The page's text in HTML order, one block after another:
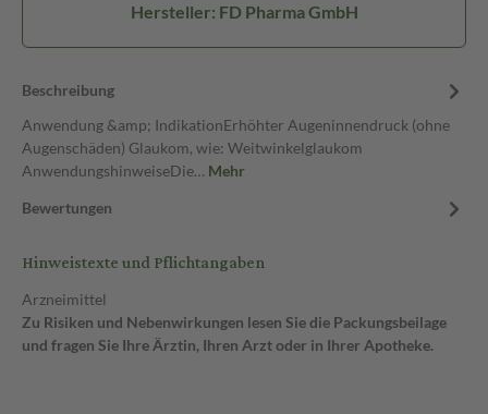
Hersteller: FD Pharma GmbH
Beschreibung
Anwendung &amp; IndikationErhöhter Augeninnendruck (ohne
Augenschäden) Glaukom, wie: Weitwinkelglaukom
AnwendungshinweiseDie… Mehr
Bewertungen
Hinweistexte und Pflichtangaben
Arzneimittel
Zu Risiken und Nebenwirkungen lesen Sie die Packungsbeilage
und fragen Sie Ihre Ärztin, Ihren Arzt oder in Ihrer Apotheke.